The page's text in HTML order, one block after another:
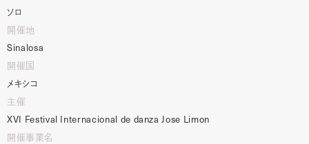
ソロ
開催地
Sinalosa
開催国
メキシコ
主催
XVI Festival Internacional de danza Jose Limon
開催事業名